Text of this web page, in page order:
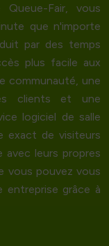
Queue-Fair, vous
que n'importe
par des temps
plus facile aux
communauté, une
clients et une
logiciel de salle
exact de visiteurs
avec leurs propres
vous pouvez vous
entreprise grâce à